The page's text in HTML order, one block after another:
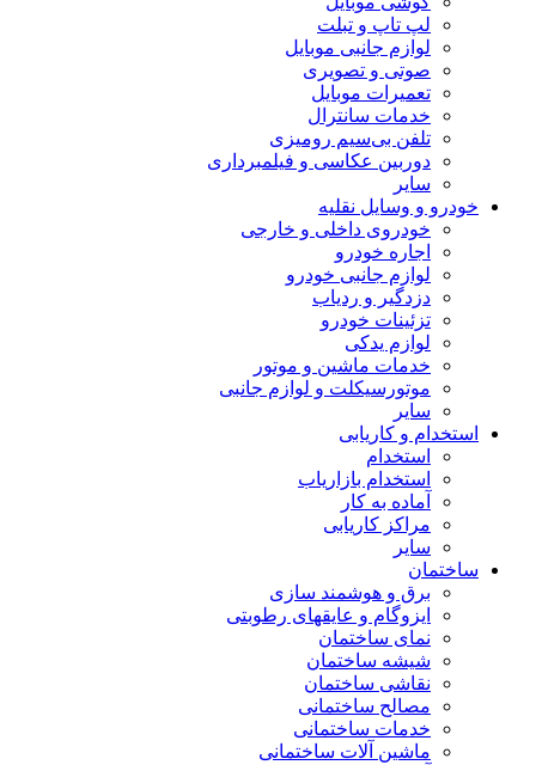
لپ تاپ و تبلت
لوازم جانبی موبایل
صوتی و تصویری
تعمیرات موبایل
خدمات سانترال
تلفن بی‌سیم رومیزی
دوربین عکاسی و فیلمبرداری
سایر
خودرو و وسایل نقلیه
خودروی داخلی و خارجی
اجاره خودرو
لوازم جانبی خودرو
دزدگیر و ردیاب
تزئینات خودرو
لوازم یدکی
خدمات ماشین و موتور
موتورسیکلت و لوازم جانبی
سایر
استخدام و کاریابی
استخدام
استخدام بازاریاب
آماده به کار
مراکز کاریابی
سایر
ساختمان
برق و هوشمند سازی
ایزوگام و عایقهای رطوبتی
نمای ساختمان
شیشه ساختمان
نقاشی ساختمان
مصالح ساختمانی
خدمات ساختمانی
ماشین آلات ساختمانی